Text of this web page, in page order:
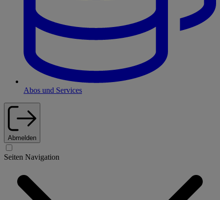
Abos und Services
Abmelden
Seiten Navigation